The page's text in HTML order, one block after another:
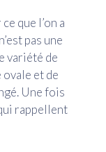
que l’on a
pas une
variété de
ovale et de
Une fois
rappellent